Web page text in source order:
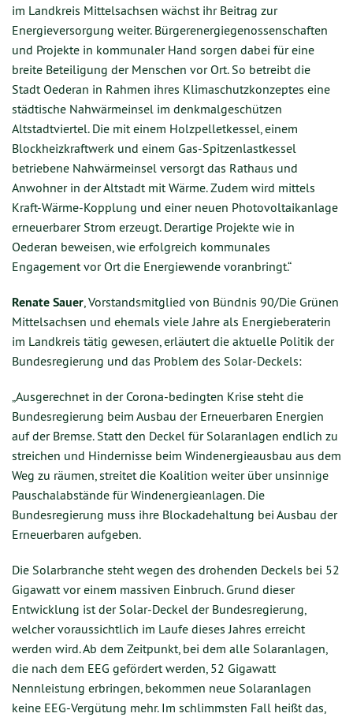
im Landkreis Mittelsachsen wächst ihr Beitrag zur
Energieversorgung weiter. Bürgerenergiegenossenschaften
und Projekte in kommunaler Hand sorgen dabei für eine
breite Beteiligung der Menschen vor Ort. So betreibt die
Stadt Oederan in Rahmen ihres Klimaschutzkonzeptes eine
städtische Nahwärmeinsel im denkmalgeschützen
Altstadtviertel. Die mit einem Holzpelletkessel, einem
Blockheizkraftwerk und einem Gas-Spitzenlastkessel
betriebene Nahwärmeinsel versorgt das Rathaus und
Anwohner in der Altstadt mit Wärme. Zudem wird mittels
Kraft-Wärme-Kopplung und einer neuen Photovoltaikanlage
erneuerbarer Strom erzeugt. Derartige Projekte wie in
Oederan beweisen, wie erfolgreich kommunales
Engagement vor Ort die Energiewende voranbringt.“
Renate Sauer, Vorstandsmitglied von Bündnis 90/Die Grünen
Mittelsachsen und ehemals viele Jahre als Energieberaterin
im Landkreis tätig gewesen, erläutert die aktuelle Politik der
Bundesregierung und das Problem des Solar-Deckels:
„Ausgerechnet in der Corona-bedingten Krise steht die
Bundesregierung beim Ausbau der Erneuerbaren Energien
auf der Bremse. Statt den Deckel für Solaranlagen endlich zu
streichen und Hindernisse beim Windenergieausbau aus dem
Weg zu räumen, streitet die Koalition weiter über unsinnige
Pauschalabstände für Windenergieanlagen. Die
Bundesregierung muss ihre Blockadehaltung bei Ausbau der
Erneuerbaren aufgeben.
Die Solarbranche steht wegen des drohenden Deckels bei 52
Gigawatt vor einem massiven Einbruch. Grund dieser
Entwicklung ist der Solar-Deckel der Bundesregierung,
welcher voraussichtlich im Laufe dieses Jahres erreicht
werden wird. Ab dem Zeitpunkt, bei dem alle Solaranlagen,
die nach dem EEG gefördert werden, 52 Gigawatt
Nennleistung erbringen, bekommen neue Solaranlagen
keine EEG-Vergütung mehr. Im schlimmsten Fall heißt das,